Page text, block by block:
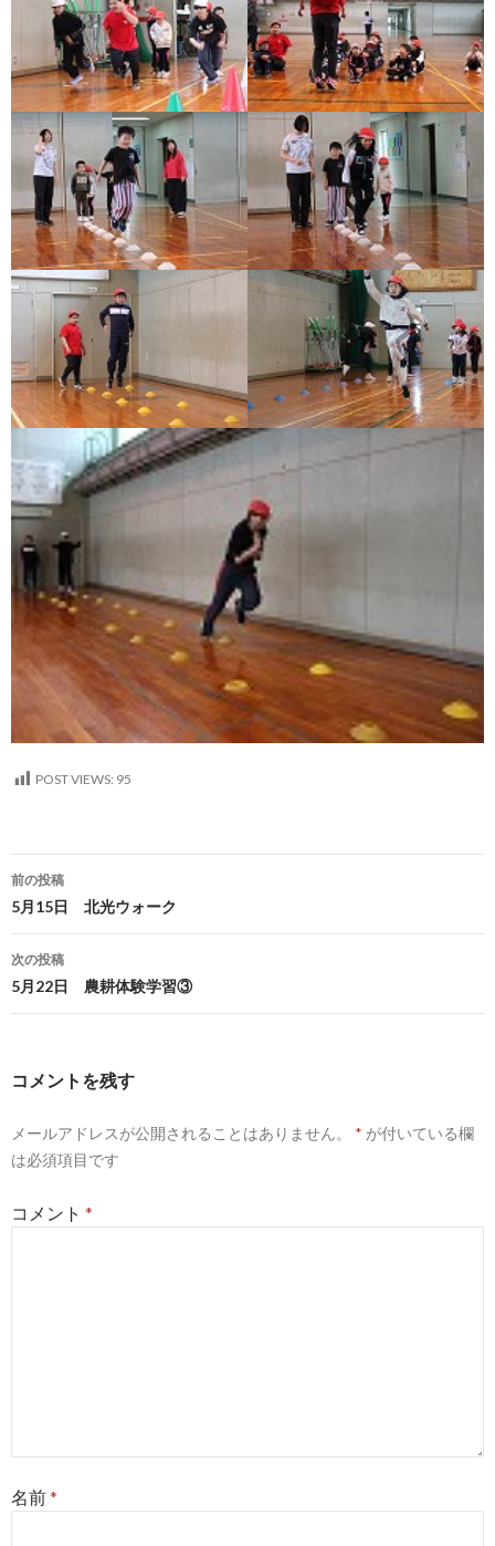
POST VIEWS: 95
投
稿
ナ
ビ
ゲ
ョ
前の投稿
5月15日 北光ウォーク
次の投稿
5月22日 農耕体験学習③
コメントを残す
メールアドレスが公開されることはありません。 * が付いている欄
は必須項目です
コメント *
名前*